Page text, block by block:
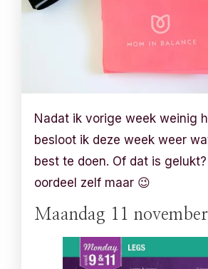
Nadat ik vorige week weinig
besloot ik deze week weer
best te doen. Of dat is
oordeel zelf maar 😉
Maandag 11